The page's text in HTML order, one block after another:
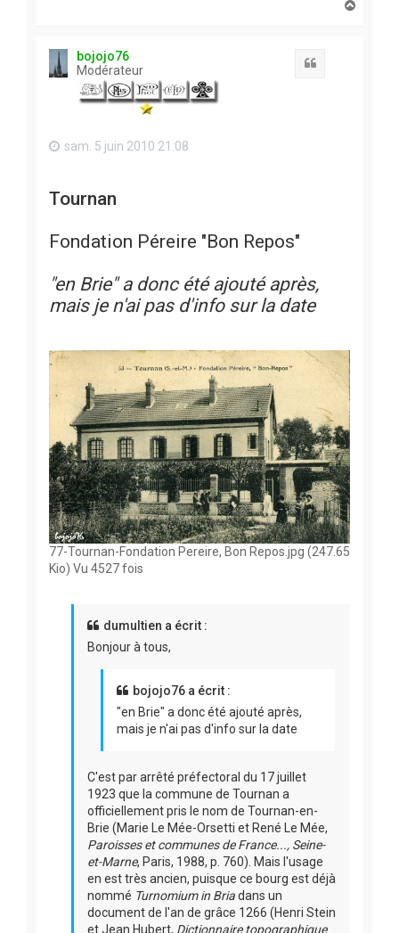
bojojo76
Modérateur
sam. 5 juin 2010 21:08
Tournan
Fondation Péreire "Bon Repos"
"en Brie" a donc été ajouté après,
mais je n'ai pas d'info sur la date
77-Tournan-Fondation Pereire, Bon Repos.jpg (247.65
Kio) Vu 4527 fois
dumultien a écrit :
Bonjour à tous,
bojojo76 a écrit :
"en Brie" a donc été ajouté après,
mais je n'ai pas d'info sur la date
C'est par arrêté préfectoral du 17 juillet
1923 que la commune de Tournan a
officiellement pris le nom de Tournan-en-
Brie (Marie Le Mée-Orsetti et René Le Mée,
Paroisses et communes de France..., Seine-
et-Marne, Paris, 1988, p. 760). Mais l'usage
en est très ancien, puisque ce bourg est déjà
nommé Turnomium in Briadans un
document de l'an de grâce 1266 (Henri Stein
et Jean Hubert, Dictionnaire topographique